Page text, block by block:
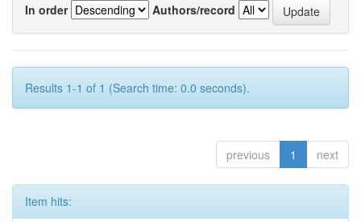
In order
Authors/record
Results 1-1 of 1 (Search time: 0.0 seconds).
previous 1 next
Item hits: